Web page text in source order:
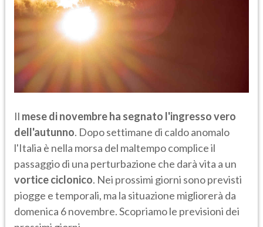
Il mese di novembre ha segnato l'ingresso vero
dell'autunno. Dopo settimane di caldo anomalo
l'Italia è nella morsa del maltempo complice il
passaggio di una perturbazione che darà vita a un
vortice ciclonico. Nei prossimi giorni sono previsti
piogge e temporali, ma la situazione migliorerà da
domenica 6 novembre. Scopriamo le previsioni dei